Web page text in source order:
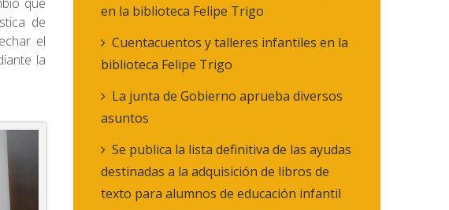
de
el
la
en la biblioteca Felipe Trigo
Cuentacuentos y talleres infantiles en la
biblioteca Felipe Trigo
La junta de Gobierno aprueba diversos
asuntos
Se publica la lista definitiva de las ayudas
destinadas a la adquisición de libros de
texto para alumnos de educación infantil